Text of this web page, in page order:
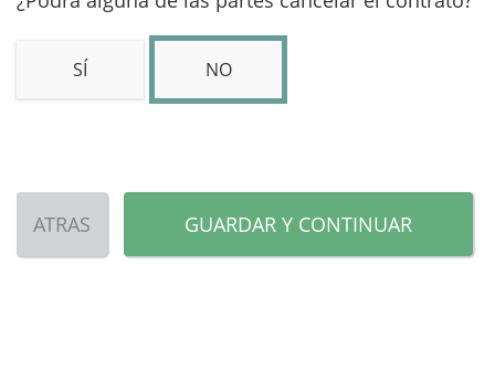
SÍ NO
ATRAS GUARDAR Y CONTINUAR